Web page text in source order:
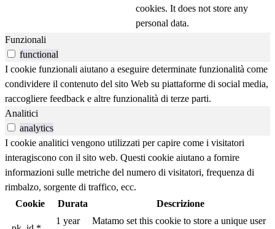
cookies. It does not store any
personal data.
Funzionali
functional
I cookie funzionali aiutano a eseguire determinate funzionalità come
condividere il contenuto del sito Web su piattaforme di social media,
raccogliere feedback e altre funzionalità di terze parti.
Analitici
analytics
I cookie analitici vengono utilizzati per capire come i visitatori
interagiscono con il sito web. Questi cookie aiutano a fornire
informazioni sulle metriche del numero di visitatori, frequenza di
rimbalzo, sorgente di traffico, ecc.
Cookie
Durata Descrizione
1 year
Matamo set this cookie to store a unique user